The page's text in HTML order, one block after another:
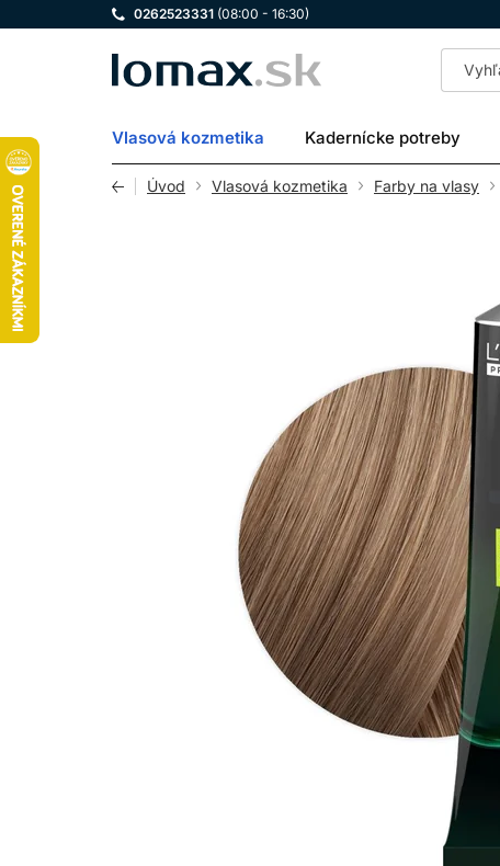
0262523331 (08:00 - 16:30)
LOMAX
Vlasová kozmetika Kadernícke potreby
Úvod Vlasová kozmetika Farby na vlasy